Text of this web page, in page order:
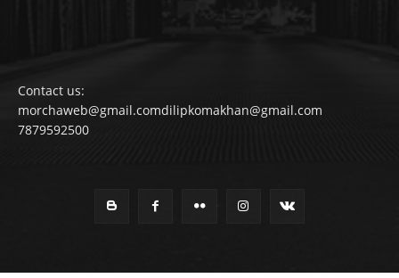
Contact us:
morchaweb@gmail.comdilipkomakhan@gmail.com
7879592500